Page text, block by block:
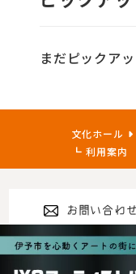
まだピックア
文化ホール
利用案内
お問い合わせ